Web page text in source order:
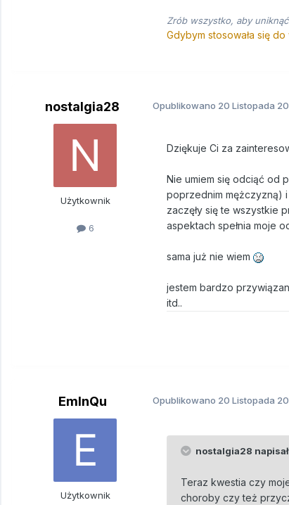
Zrób wszystko, aby
Gdybym stosowała się
nostalgia28
Użytkownik
6
Opublikowano 20 Listopada
Dziękuje Ci za
Nie umiem się odciąć od
poprzednim mężczyzną)
zaczęły się te wszystkie
aspektach spełnia moje
sama już nie wiem
jestem bardzo
itd..
EmInQu
Użytkownik
Opublikowano 20 Listopada
nostalgia28
Teraz kwestia czy
choroby czy też